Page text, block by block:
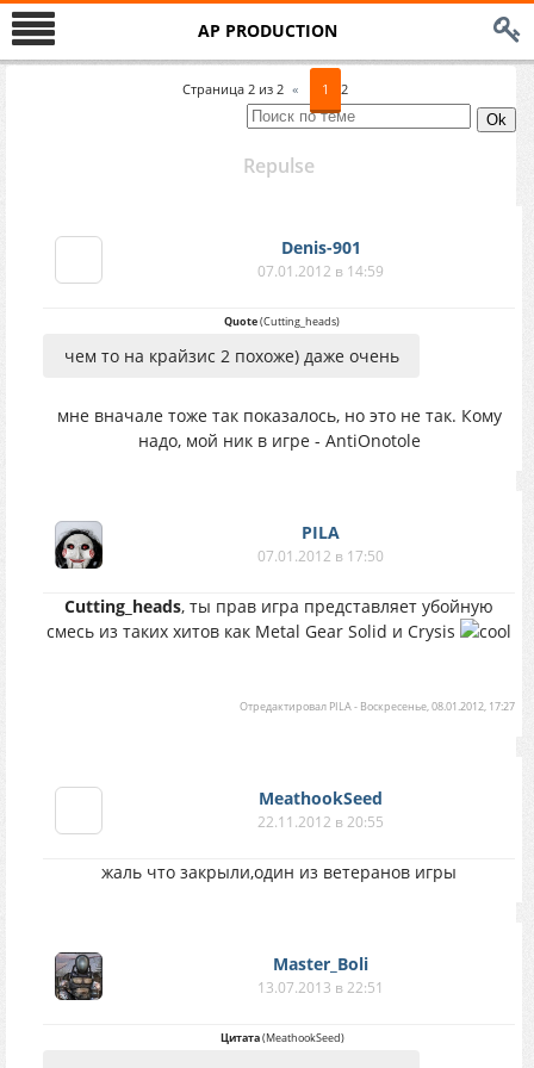
AP PRODUCTION
Страница 2 из 2 « 1 2
Repulse
Denis-901
07.01.2012 в 14:59
Quote(Cutting_heads)
чем то на крайзис 2 похоже) даже очень
мне вначале тоже так показалось, но это не так. Кому
надо, мой ник в игре - AntiOnotole
PILA
07.01.2012 в 17:50
Cutting_heads, ты прав игра представляет убойную
смесь из таких хитов как Metal Gear Solid и Crysis
Отредактировал PILA- Воскресенье, 08.01.2012, 17:27
MeathookSeed
22.11.2012 в 20:55
жаль что закрыли,один из ветеранов игры
Master_Boli
13.07.2013 в 22:51
Цитата(MeathookSeed)